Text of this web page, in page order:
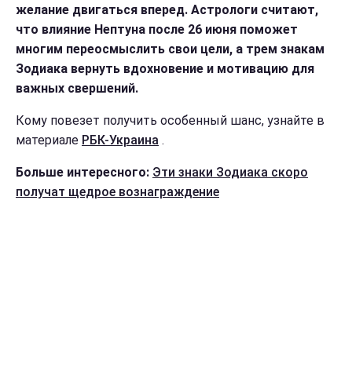
желание двигаться вперед. Астрологи считают,
что влияние Нептуна после 26 июня поможет
многим переосмыслить свои цели, а трем знакам
Зодиака вернуть вдохновение и мотивацию для
важных свершений.
Кому повезет получить особенный шанс, узнайте в
материале РБК-Украина .
Больше интересного: Эти знаки Зодиака скоро
получат щедрое вознаграждение